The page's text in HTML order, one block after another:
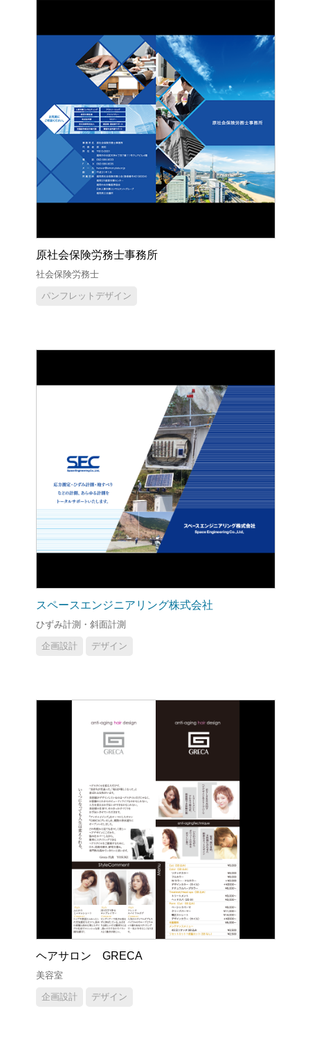
原社会保険労務士事務所
社会保険労務士
パンフレットデザイン
スペースエンジニアリング株式会社
ひずみ計測・斜面計測
企画設計 デザイン
ヘアサロン GRECA
美容室
企画設計 デザイン